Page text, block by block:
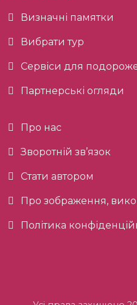
Визначні памятки
Вибрати тур
Сервіси для
Партнерські огляди
Про нас
Зворотній зв’язок
Стати автором
Про зображення,
Політика